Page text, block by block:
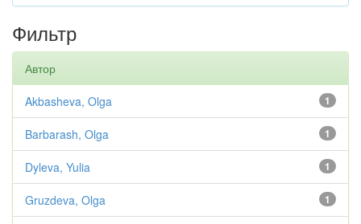
Фильтр
Автор
1
Akbasheva, Olga
1
Barbarash, Olga
1
Dyleva, Yulia
1
Gruzdeva, Olga